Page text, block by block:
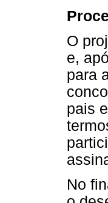
O
e,
para
pais
No